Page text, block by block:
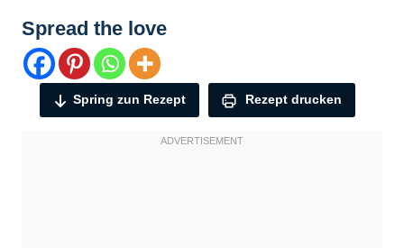
Spread the love
Spring zun Rezept Rezept drucken